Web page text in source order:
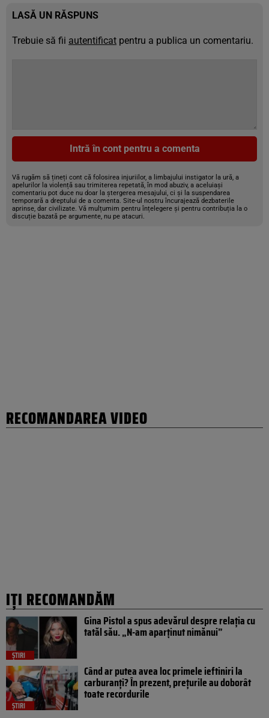
LASĂ UN RĂSPUNS
Trebuie să fii autentificat pentru a publica un comentariu.
Intră în cont pentru a comenta
Vă rugăm să țineți cont că folosirea injuriilor, a limbajului instigator la ură, a
apelurilor la violență sau trimiterea repetată, în mod abuziv, a aceluiași
comentariu pot duce nu doar la ștergerea mesajului, ci și la suspendarea
temporară a dreptului de a comenta. Site-ul nostru încurajează dezbaterile
aprinse, dar civilizate. Vă mulțumim pentru înțelegere și pentru contribuția la o
discuție bazată pe argumente, nu pe atacuri.
RECOMANDAREA VIDEO
IȚI RECOMANDĂM
ȘTIRI
Gina Pistol a spus adevărul despre relația cu
tatăl său. „N-am aparținut nimănui”
ȘTIRI
Când ar putea avea loc primele ieftiniri la
carburanți? În prezent, prețurile au doborât
toate recordurile